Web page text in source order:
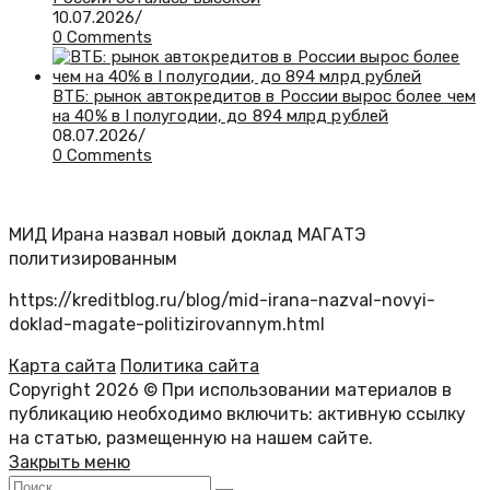
10.07.2026/
0 Comments
ВТБ: рынок автокредитов в России вырос более чем
на 40% в I полугодии, до 894 млрд рублей
08.07.2026/
0 Comments
МИД Ирана назвал новый доклад МАГАТЭ
политизированным
https://kreditblog.ru/blog/mid-irana-nazval-novyi-
doklad-magate-politizirovannym.html
Карта сайта Политика сайта
Copyright 2026 © При использовании материалов в
публикацию необходимо включить: активную ссылку
на статью, размещенную на нашем сайте.
Закрыть меню